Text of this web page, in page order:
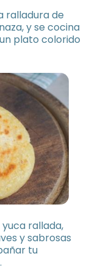
ralladura de
y se cocina
plato colorido
rallada,
y sabrosas
tu